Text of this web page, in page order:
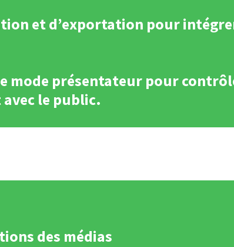
et d’exportation pour
mode présentateur pour
le public.
des médias